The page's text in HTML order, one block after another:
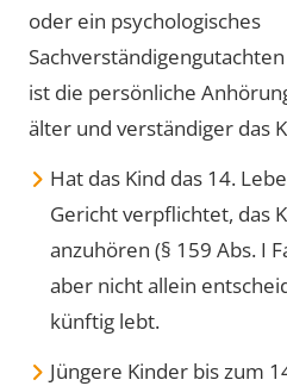
oder ein psychologisches
ist die persönliche
älter und verständiger das
Hat das Kind das 14.
Gericht verpflichtet, das
anzuhören (§ 159 Abs. I
aber nicht allein
künftig lebt.
Jüngere Kinder bis zum